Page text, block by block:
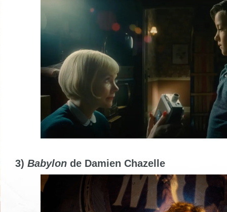
3) Babylon de Damien Chazelle